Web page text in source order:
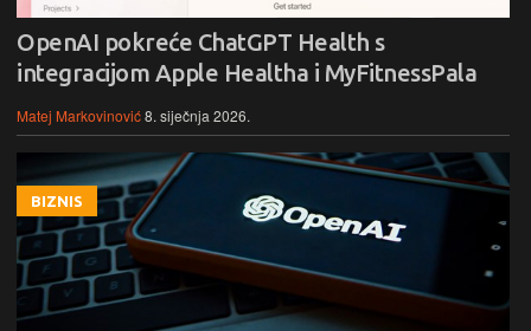
OpenAI pokreće ChatGPT Health s
integracijom Apple Healtha i MyFitnessPala
Matej Markovinović8. siječnja 2026.
BIZNIS